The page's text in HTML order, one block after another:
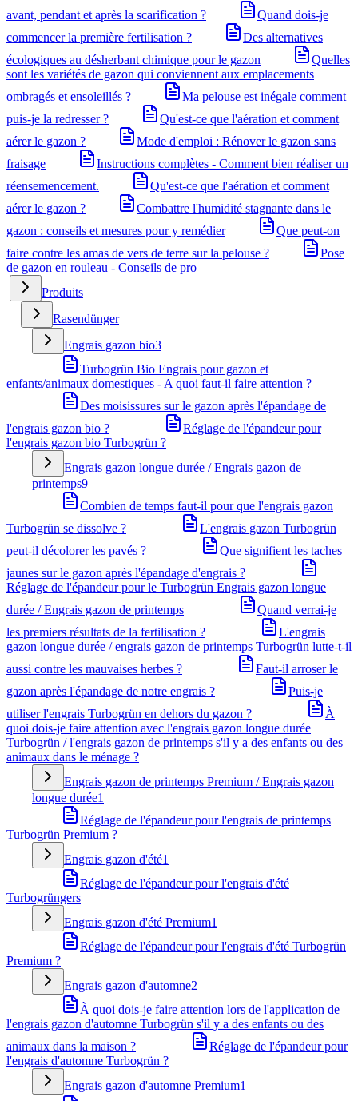
avant, pendant et après la scarification ?
Quand dois-je
commencer la première fertilisation ?
Des alternatives
écologiques au désherbant chimique pour le gazon
Quelles
sont les variétés de gazon qui conviennent aux emplacements
ombragés et ensoleillés ?
Ma pelouse est inégale comment
puis-je la redresser ?
Qu'est-ce que l'aération et comment
aérer le gazon ?
Mode d'emploi : Rénover le gazon sans
fraisage
Instructions complètes - Comment bien réaliser un
réensemencement.
Qu'est-ce que l'aération et comment
aérer le gazon ?
Combattre l'humidité stagnante dans le
gazon : conseils et mesures pour y remédier
Que peut-on
faire contre les amas de vers de terre sur la pelouse ?
Pose
de gazon en rouleau - Conseils de pro
Produits
Rasendünger
Engrais gazon bio3
Turbogrün Bio Engrais pour gazon et
enfants/animaux domestiques - A quoi faut-il faire attention ?
Des moisissures sur le gazon après l'épandage de
l'engrais gazon bio ?
Réglage de l'épandeur pour
l'engrais gazon bio Turbogrün ?
Engrais gazon longue durée / Engrais gazon de
printemps9
Combien de temps faut-il pour que l'engrais gazon
Turbogrün se dissolve ?
L'engrais gazon Turbogrün
peut-il décolorer les pavés ?
Que signifient les taches
jaunes sur le gazon après l'épandage d'engrais ?
Réglage de l'épandeur pour le Turbogrün Engrais gazon longue
durée / Engrais gazon de printemps
Quand verrai-je
les premiers résultats de la fertilisation ?
L'engrais
gazon longue durée / engrais gazon de printemps Turbogrün lutte-t-il
aussi contre les mauvaises herbes ?
Faut-il arroser le
gazon après l'épandage de notre engrais ?
Puis-je
utiliser l'engrais Turbogrün en dehors du gazon ?
À
quoi dois-je faire attention avec l'engrais gazon longue durée
Turbogrün / l'engrais gazon de printemps s'il y a des enfants ou des
animaux dans le ménage ?
Engrais gazon de printemps Premium / Engrais gazon
longue durée1
Réglage de l'épandeur pour l'engrais de printemps
Turbogrün Premium ?
Engrais gazon d'été1
Réglage de l'épandeur pour l'engrais d'été
Turbogrüngers
Engrais gazon d'été Premium1
Réglage de l'épandeur pour l'engrais d'été Turbogrün
Premium ?
Engrais gazon d'automne2
À quoi dois-je faire attention lors de l'application de
l'engrais gazon d'automne Turbogrün s'il y a des enfants ou des
animaux dans la maison ?
Réglage de l'épandeur pour
l'engrais d'automne Turbogrün ?
Engrais gazon d'automne Premium1